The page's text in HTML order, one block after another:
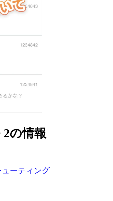
の情報
ューティング